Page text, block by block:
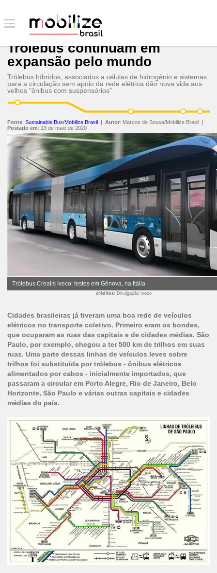
Trólebus continuam em
expansão pelo mundo
Trólebus híbridos, associados a células de hidrogênio e sistemas
para a circulação sem apoio da rede elétrica dão nova vida aos
velhos "ônibus com suspensórios"
Fonte: Sustainable Bus/Mobilize Brasil | Autor: Marcos de Sousa/Mobilize Brasil |
Postado em: 13 de maio de 2020
Trólebus Crealis Iveco: testes em Gênova, na Itália
créditos: Divulgação Iveco
Cidades brasileiras já tiveram uma boa rede de veículos
elétricos no transporte coletivo. Primeiro eram os bondes,
que ocuparam as ruas das capitais e de cidades médias. São
Paulo, por exemplo, chegou a ter 500 km de trilhos em suas
ruas. Uma parte dessas linhas de veículos leves sobre
trilhos foi substituída por trólebus - ônibus elétricos
alimentados por cabos - inicialmente importados, que
passaram a circular em Porto Alegre, Rio de Janeiro, Belo
Horizonte, São Paulo e várias outras capitais e cidades
médias do país.